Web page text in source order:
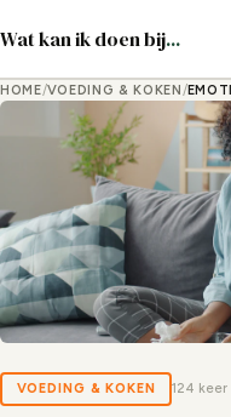
Wat kan ik doen bij...
HOME/VOEDING & KOKEN /
VOEDING & KOKEN 124 keer